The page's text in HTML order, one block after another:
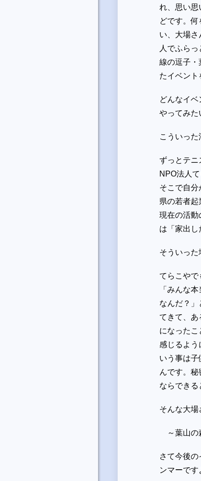
れ、思い思
どです。
い、大場
人でふら
線の逗子・
たイベント
どんなイ
やってみた
こういった
ずっとテニ
NPO法人
そこで自分
県の若者起
現在の活動
は「家出し
そういった
てらこやで
「みんな
なんだ？」
てきて、あ
になった
感じるよう
いう事は子
んです。
ならできる
そんな大場
～葉山の
さて今後
ンマーです